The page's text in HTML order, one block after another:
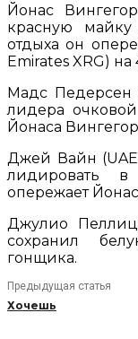
Йонас
красную
отдыха он
Emirates XRG) на
Мадс Педерсен
лидера
Йонаса
Джей Вайн (UAE
лидировать в
опережает
Джулио
сохранил
гонщика.
Предыдущая статья
Хочешь